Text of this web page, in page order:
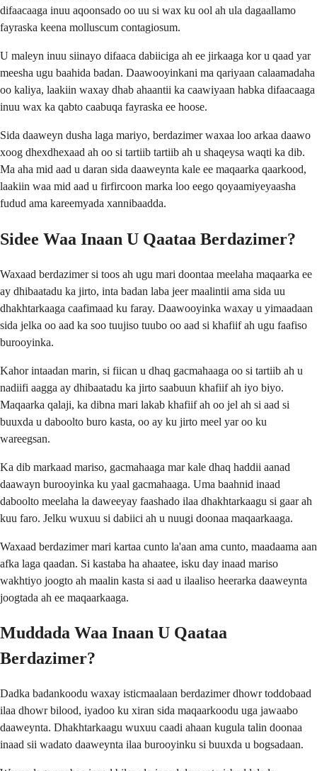
difaacaaga inuu aqoonsado oo uu si wax ku ool ah ula dagaallamo
fayraska keena molluscum contagiosum.
U maleyn inuu siinayo difaaca dabiiciga ah ee jirkaaga kor u qaad yar
meesha ugu baahida badan. Daawooyinkani ma qariyaan calaamadaha
oo kaliya, laakiin waxay dhab ahaantii ka caawiyaan habka difaacaaga
inuu wax ka qabto caabuqa fayraska ee hoose.
Sida daaweyn dusha laga mariyo, berdazimer waxaa loo arkaa daawo
xoog dhexdhexaad ah oo si tartiib tartiib ah u shaqeysa waqti ka dib.
Ma aha mid aad u daran sida daaweynta kale ee maqaarka qaarkood,
laakiin waa mid aad u firfircoon marka loo eego qoyaamiyeyaasha
fudud ama kareemyada xannibaadda.
Sidee Waa Inaan U Qaataa Berdazimer?
Waxaad berdazimer si toos ah ugu mari doontaa meelaha maqaarka ee
ay dhibaatadu ka jirto, inta badan laba jeer maalintii ama sida uu
dhakhtarkaaga caafimaad ku faray. Daawooyinka waxay u yimaadaan
sida jelka oo aad ka soo tuujiso tuubo oo aad si khafiif ah ugu faafiso
burooyinka.
Kahor intaadan marin, si fiican u dhaq gacmahaaga oo si tartiib ah u
nadiifi aagga ay dhibaatadu ka jirto saabuun khafiif ah iyo biyo.
Maqaarka qalaji, ka dibna mari lakab khafiif ah oo jel ah si aad si
buuxda u daboolto buro kasta, oo ay ku jirto meel yar oo ku
wareegsan.
Ka dib markaad mariso, gacmahaaga mar kale dhaq haddii aanad
daawayn burooyinka ku yaal gacmahaaga. Uma baahnid inaad
daboolto meelaha la daweeyay faashado ilaa dhakhtarkaagu si gaar ah
kuu faro. Jelku wuxuu si dabiici ah u nuugi doonaa maqaarkaaga.
Waxaad berdazimer mari kartaa cunto la'aan ama cunto, maadaama aan
afka laga qaadan. Si kastaba ha ahaatee, isku day inaad mariso
wakhtiyo joogto ah maalin kasta si aad u ilaaliso heerarka daaweynta
joogtada ah ee maqaarkaaga.
Muddada Waa Inaan U Qaataa
Berdazimer?
Dadka badankoodu waxay isticmaalaan berdazimer dhowr toddobaad
ilaa dhowr bilood, iyadoo ku xiran sida maqaarkoodu uga jawaabo
daaweynta. Dhakhtarkaagu wuxuu caadi ahaan kugula talin doonaa
inaad sii wadato daaweynta ilaa burooyinku si buuxda u bogsadaan.